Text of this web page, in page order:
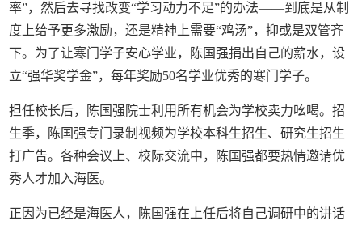
率”，然后去寻找改变“学习动力不足”的办法——到底是从制
度上给予更多激励，还是精神上需要“鸡汤”，抑或是双管齐
下。为了让寒门学子安心学业，陈国强捐出自己的薪水，设
立“强华奖学金”，每年奖励50名学业优秀的寒门学子。
担任校长后，陈国强院士利用所有机会为学校卖力吆喝。招
生季，陈国强专门录制视频为学校本科生招生、研究生招生
打广告。各种会议上、校际交流中，陈国强都要热情邀请优
秀人才加入海医。
正因为已经是海医人，陈国强在上任后将自己调研中的讲话